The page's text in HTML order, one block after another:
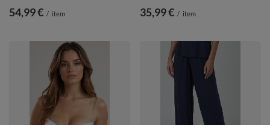
54,99 € / item 35,99 € / item